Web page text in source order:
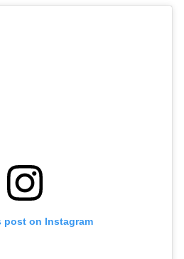
post on Instagram